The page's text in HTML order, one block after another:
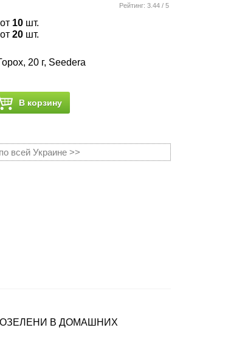
Рейтинг: 3.44/ 5
10шт.
20шт.
20 г, Seedera
В корзину
всей Украине >>
В ДОМАШНИХ